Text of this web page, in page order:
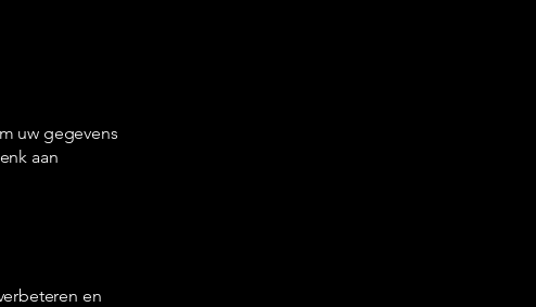
uw gegevens
aan
en